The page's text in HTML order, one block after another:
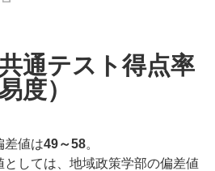
通テスト得点率
度）
差値は49～58。
としては、地域政策学部の偏差値